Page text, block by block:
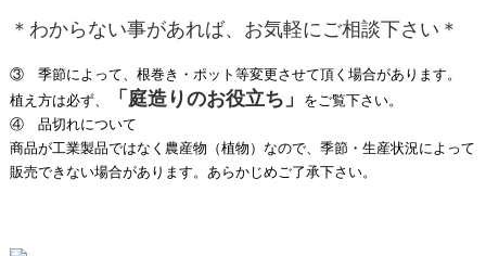
＊わからない事があれば、お気軽にご相談下さい＊
③ 季節によって、根巻き・ポット等変更させて頂く場合があります。
植え方は必ず、
「庭造りのお役立ち」
をご覧下さい。
④ 品切れについて
商品が工業製品ではなく農産物（植物）なので、季節・生産状況によって
販売できない場合があります。あらかじめご了承下さい。